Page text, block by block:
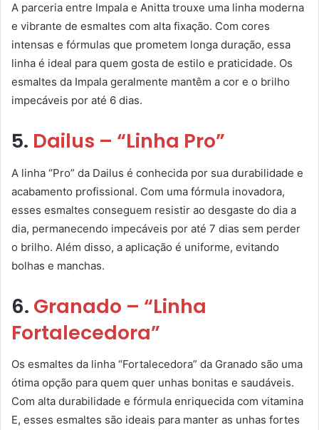
A parceria entre Impala e Anitta trouxe uma linha moderna
e vibrante de esmaltes com alta fixação. Com cores
intensas e fórmulas que prometem longa duração, essa
linha é ideal para quem gosta de estilo e praticidade. Os
esmaltes da Impala geralmente mantêm a cor e o brilho
impecáveis por até 6 dias.
5. Dailus – “Linha Pro”
A linha “Pro” da Dailus é conhecida por sua durabilidade e
acabamento profissional. Com uma fórmula inovadora,
esses esmaltes conseguem resistir ao desgaste do dia a
dia, permanecendo impecáveis por até 7 dias sem perder
o brilho. Além disso, a aplicação é uniforme, evitando
bolhas e manchas.
6. Granado – “Linha
Fortalecedora”
Os esmaltes da linha “Fortalecedora” da Granado são uma
ótima opção para quem quer unhas bonitas e saudáveis.
Com alta durabilidade e fórmula enriquecida com vitamina
E, esses esmaltes são ideais para manter as unhas fortes